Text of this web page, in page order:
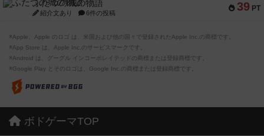
39 PT
ふたつの城の物語
紹介文あり 6件の投稿
※Apple、Apple のロゴ は、米国および他の国々で登録されたApple Inc.の商標です。
※App Store は、Apple Inc.のサービスマークです。
※Android は、グーグル インコーポレイテッドの商標または登録商標です。
※Google Play とそのロゴは、Google Inc.の商標または登録商標です。
ボドゲーマTOP